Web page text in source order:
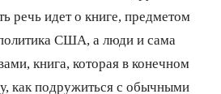
речь идет о книге, предметом
политика США, а люди и сама
книга, которая в конечном
как подружиться с обычными